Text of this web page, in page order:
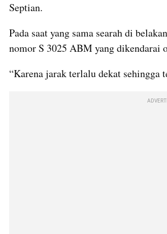
Septian.
Pada saat yang sama searah di
nomor S 3025 ABM yang dikendarai
“Karena jarak terlalu dekat sehingga